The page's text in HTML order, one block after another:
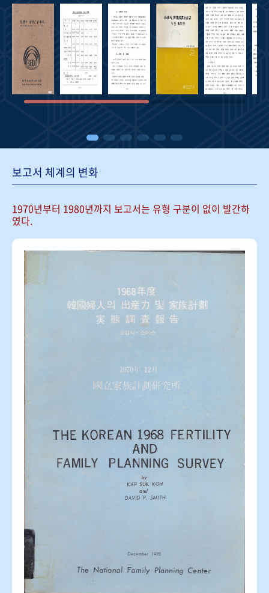
보고서 체계의 변화
1970년부터 1980년까지 보고서는 유형 구분이 없이 발간하
였다.